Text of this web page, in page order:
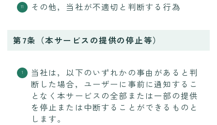
その他，当社が不適切と判断する行為
第7条（本サービスの提供の停止等）
当社は，以下のいずれかの事由があると判
断した場合，ユーザーに事前に通知するこ
となく本サービスの全部または一部の提供
を停止または中断することができるものと
します。